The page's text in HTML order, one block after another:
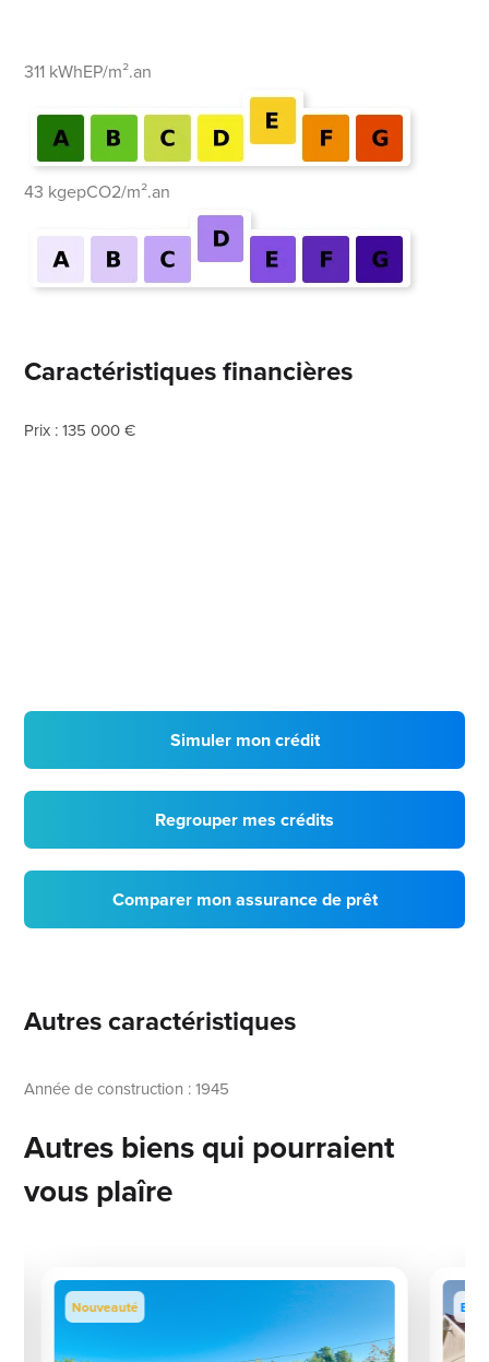
311 kWhEP/m².an
43 kgepCO2/m².an
Caractéristiques financières
Prix : 135 000 €
Simuler mon crédit
Regrouper mes crédits
Comparer mon assurance de prêt
Autres caractéristiques
Année de construction : 1945
Autres biens qui pourraient
vous plaîre
Nouveauté